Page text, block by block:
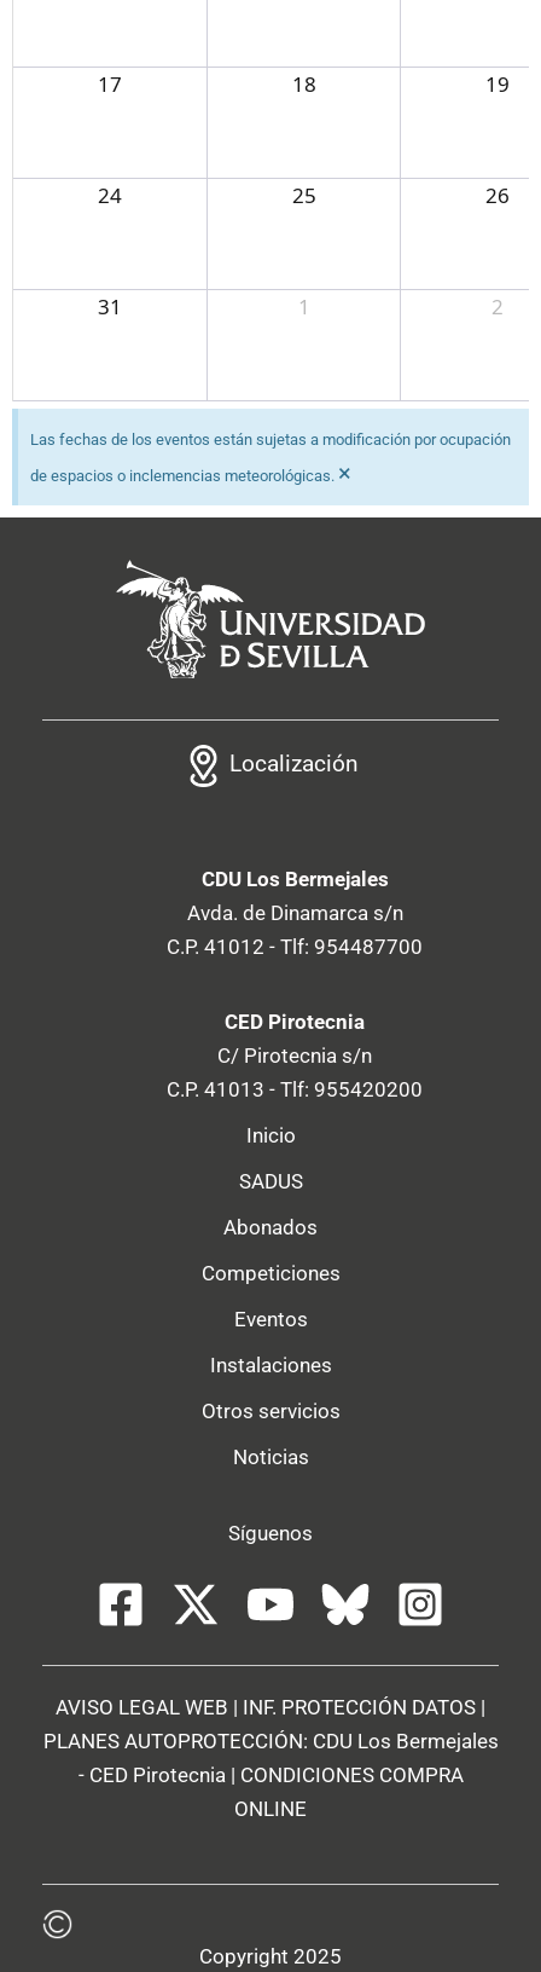
17 18 19
24 25 26
31 1 2
Las fechas de los eventos están sujetas a modificación por ocupación
de espacios o inclemencias meteorológicas. ×
Localización
CDU Los Bermejales
Avda. de Dinamarca s/n
C.P. 41012 - Tlf: 954487700
CED Pirotecnia
C/ Pirotecnia s/n
C.P. 41013 - Tlf: 955420200
Inicio
SADUS
Abonados
Competiciones
Eventos
Instalaciones
Otros servicios
Noticias
Síguenos
AVISO LEGAL WEB | INF. PROTECCIÓN DATOS |
PLANES AUTOPROTECCIÓN: CDU Los Bermejales
- CED Pirotecnia | CONDICIONES COMPRA
ONLINE
Copyright 2025